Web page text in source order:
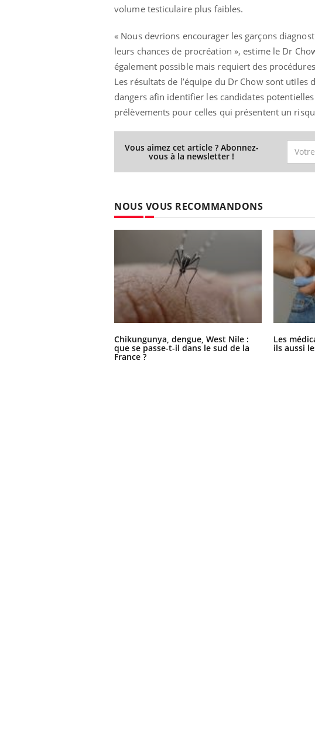
volume testiculaire plus faibles.
« Nous devrions encourager les garçons
leurs chances de procréation », estime le Dr
également possible mais requiert des
Les résultats de l’équipe du Dr Chow sont
dangers afin identifier les candidates
prélèvements pour celles qui présentent un
Vous aimez cet article ? Abonnez-
vous à la newsletter !
NOUS VOUS RECOMMANDONS
Chikungunya, dengue, West Nile :
que se passe-t-il dans le sud de la
France ?
Les
ils aussi
osait en parler??Youtube
En 2026, l'insuline dans le diabète de type 2
reste entourée d'idées reçues chez les
patients comme parfois chez les soignants.
préparer pour
L'été arrive… et
rythme de vie !
soleil, activités
sont ...